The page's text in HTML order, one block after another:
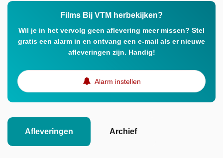
Films Bij VTM herbekijken?
Wil je in het vervolg geen aflevering meer missen? Stel
gratis een alarm in en ontvang een e-mail als er nieuwe
afleveringen zijn. Handig!
Alarm instellen
Afleveringen Archief